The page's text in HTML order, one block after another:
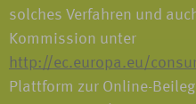
solches Verfahren und
Kommission unter
http://ec.europa.eu/
Plattform zur Online-